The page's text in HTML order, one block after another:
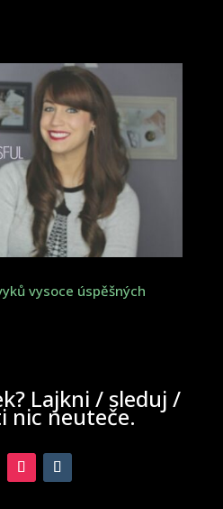
vysoce úspěšných
Lajkni / sleduj /
nic neuteče.